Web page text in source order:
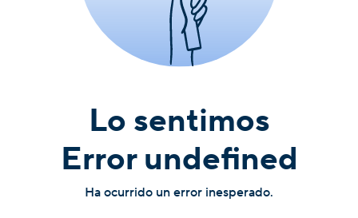
Lo sentimos
Error undefined
Ha ocurrido un error inesperado.